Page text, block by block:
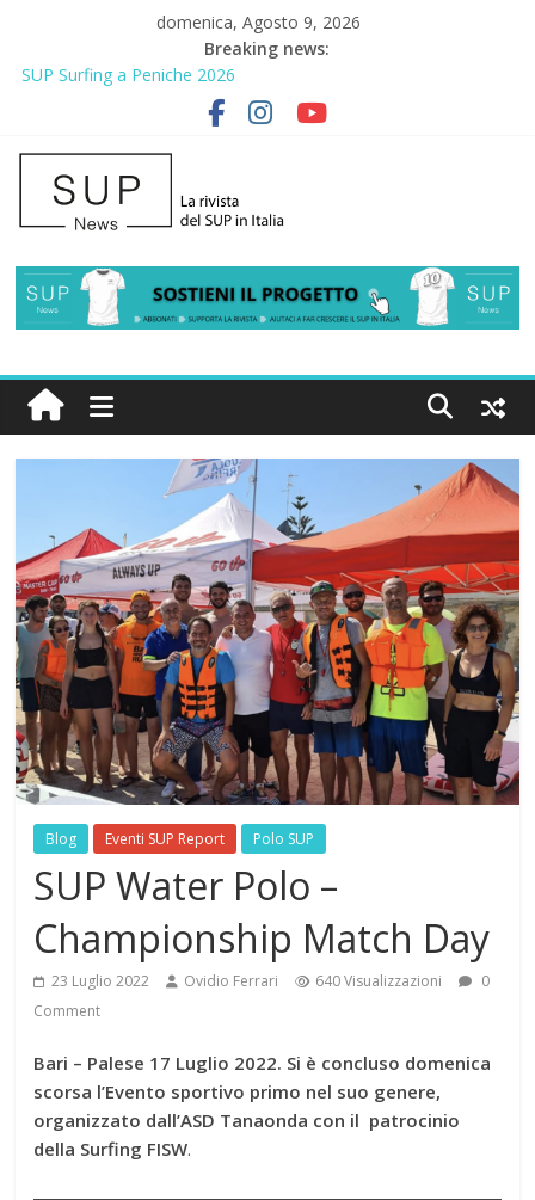
domenica, Agosto 9, 2026
Breaking news:
SUP Surfing a Peniche 2026
AirSUP a Gallico: prima storica gara per Reggio Calabria
Gallico Paddle Fest 2026: sul lungomare di Gallico torna la festa
del SUP
Porto Selvaggio, a lezione di soccorso con la giornata della
prevenzione
2° Urban Sup Trophy: la regata solidale per lo IOR
Blog Eventi SUP Report Polo SUP
SUP Water Polo –
Championship Match Day
23 Luglio 2022 Ovidio Ferrari 640 Visualizzazioni
0
Comment
Bari – Palese 17 Luglio 2022. Si è concluso domenica
scorsa l’Evento sportivo primo nel suo genere,
organizzato dall’ASD Tanaonda con il patrocinio
della Surfing FISW.